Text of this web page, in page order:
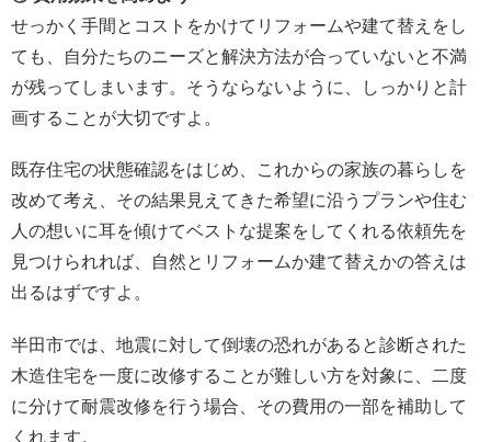
せっかく手間とコストをかけてリフォームや建て替えをし
ても、自分たちのニーズと解決方法が合っていないと不満
が残ってしまいます。そうならないように、しっかりと計
画することが大切ですよ。
既存住宅の状態確認をはじめ、これからの家族の暮らしを
改めて考え、その結果見えてきた希望に沿うプランや住む
人の想いに耳を傾けてベストな提案をしてくれる依頼先を
見つけられれば、自然とリフォームか建て替えかの答えは
出るはずですよ。
半田市では、地震に対して倒壊の恐れがあると診断された
木造住宅を一度に改修することが難しい方を対象に、二度
に分けて耐震改修を行う場合、その費用の一部を補助して
くれます。